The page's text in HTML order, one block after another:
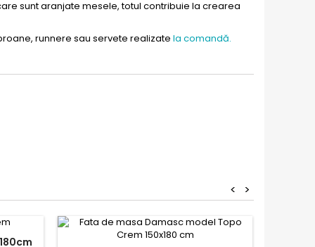
sunt aranjate mesele, totul contribuie la crearea
runnere sau servete realizate la comandă.
>
<